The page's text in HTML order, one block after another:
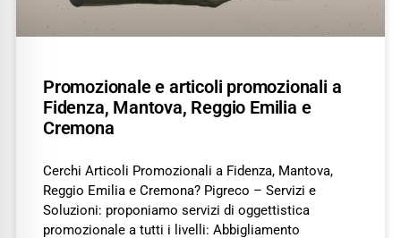
Promozionale e articoli promozionali a
Fidenza, Mantova, Reggio Emilia e
Cremona
Cerchi Articoli Promozionali a Fidenza, Mantova,
Reggio Emilia e Cremona? Pigreco – Servizi e
Soluzioni: proponiamo servizi di oggettistica
promozionale a tutti i livelli: Abbigliamento